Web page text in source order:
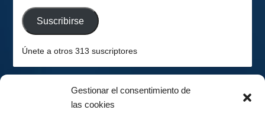
Gestionar el consentimiento de
las cookies
email
Suscribirse
Únete a otros 313 suscriptores